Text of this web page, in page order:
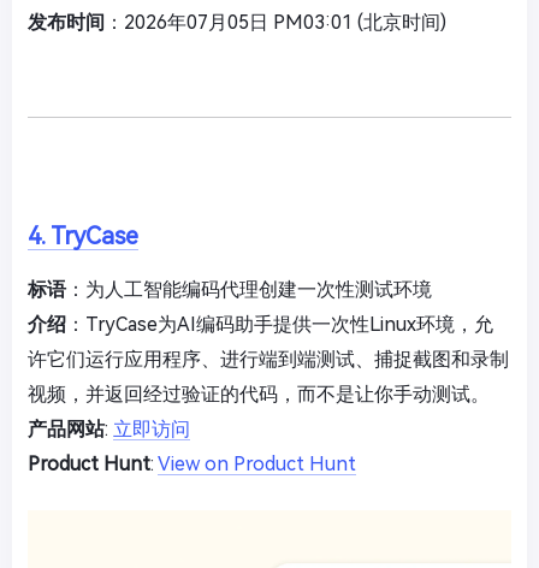
发布时间 ：2026年07月05日 PM03:01 (北京时间)
4. TryCase
标语：为人工智能编码代理创建一次性测试环境
介绍 ：TryCase为AI编码助手提供一次性Linux环境，允
许它们运行应用程序、进行端到端测试、捕捉截图和录制
视频，并返回经过验证的代码，而不是让你手动测试。
产品网站: 立即访问
Product Hunt: View on Product Hunt